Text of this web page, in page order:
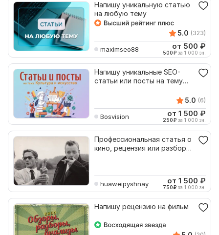
Напишу уникальную статью
на любую тему
5.0 (323)
maximseo88 от 500 ₽
500₽ за 1 000 зн.
Напишу уникальные SEO-
статьи или посты на тему
5.0 (6)
Bosvision от 1 500 ₽
250₽ за 1 000 зн.
Профессиональная статья о
кино, рецензия или разбор
huaweipyshnay от 1 500 ₽
750₽ за 1 000 зн.
Напишу рецензию на фильм